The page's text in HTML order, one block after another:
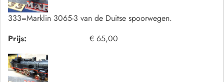
333=Marklin 3065-3 van de Duitse spoorwegen.
Prijs:
€ 65,00